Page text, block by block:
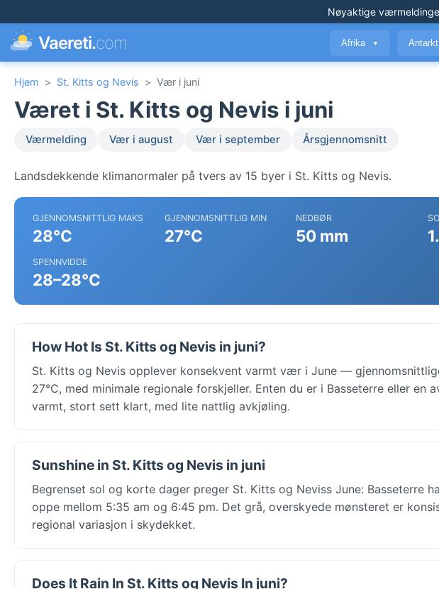
Nøyaktige
Vaereti.com Afrika ▼
Hjem > St. Kitts og Nevis > Vær i juni
Været i St. Kitts og Nevis i juni
Værmelding Vær i august Vær i september Årsgjennomsnitt
Landsdekkende klimanormaler på tvers av 15 byer i St. Kitts og Nevis.
GJENNOMSNITTLIG MAKS
28°C
GJENNOMSNITTLIG MIN
27°C
NEDBØR
50 mm
SPENNVIDDE
28–28°C
How Hot Is St. Kitts og Nevis in juni?
St. Kitts og Nevis opplever konsekvent varmt vær i June —
27°C, med minimale regionale forskjeller. Enten du er i Basseterre eller
varmt, stort sett klart, med lite nattlig avkjøling.
Sunshine in St. Kitts og Nevis in juni
Begrenset sol og korte dager preger St. Kitts og Neviss June: Basseterre
oppe mellom 5:35 am og 6:45 pm. Det grå, overskyede mønsteret er
regional variasjon i skydekket.
Does It Rain In St. Kitts og Nevis In juni?